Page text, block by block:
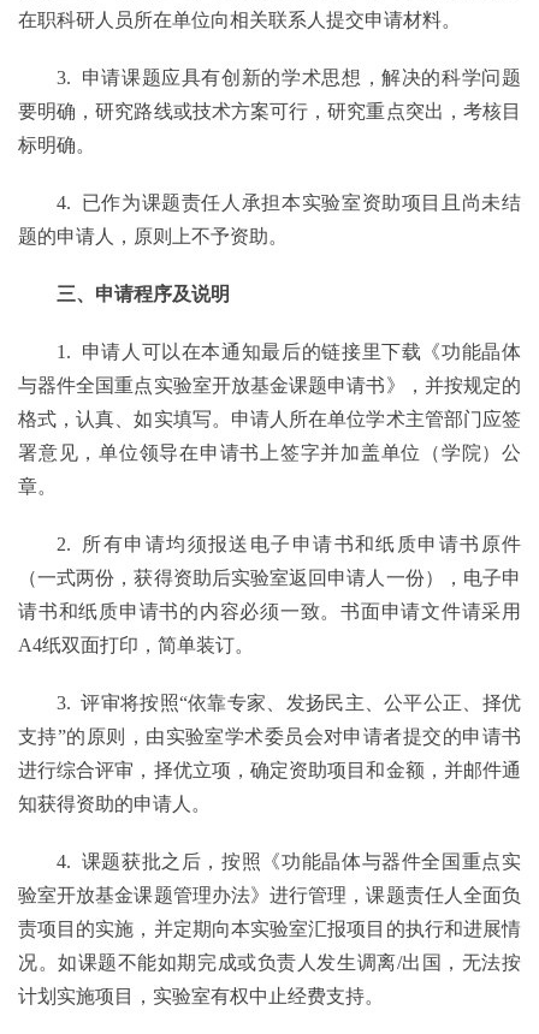
在职科研人员所在单位向相关联系人提交申请材料。
3.
申请课题应具有创新的学术思想，解决的科学问题
要明确，研究路线或技术方案可行，研究重点突出，考核目
标明确。
4.
已作为课题责任人承担本实验室资助项目且尚未结
题的申请人，原则上不予资助。
三、申请程序及说明
1.
申请人可以在本通知最后的链接里下载《功能晶体
与器件全国重点实验室开放基金课题申请书》，并按规定的
格式，认真、如实填写。申请人所在单位学术主管部门应签
署意见，单位领导在申请书上签字并加盖单位（学院）公
章。
2.
所有申请均须报送电子申请书和纸质申请书原件
（一式两份，获得资助后实验室返回申请人一份），电子申
请书和纸质申请书的内容必须一致。书面申请文件请采用
A4纸双面打印，简单装订。
3. 评审将按照“依靠专家、发扬民主、公平公正、择优
支持”的原则，由实验室学术委员会对申请者提交的申请书
进行综合评审，择优立项，确定资助项目和金额，并邮件通
知获得资助的申请人。
4. 课题获批之后，按照《功能晶体与器件全国重点实
验室开放基金课题管理办法》进行管理，课题责任人全面负
责项目的实施，并定期向本实验室汇报项目的执行和进展情
况。如课题不能如期完成或负责人发生调离/出国，无法按
计划实施项目，实验室有权中止经费支持。